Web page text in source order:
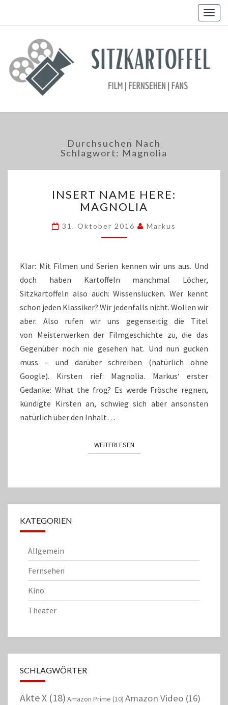
Durchsuchen Nach
Schlagwort: Magnolia
NAME
HERE:
INSERT NAME HERE:
MAGNOLIA
31. Oktober 2016 Markus
Klar: Mit Filmen und Serien kennen wir uns aus. Und
doch haben Kartoffeln manchmal Löcher,
Sitzkartoffeln also auch: Wissenslücken. Wer kennt
schon jeden Klassiker? Wir jedenfalls nicht. Wollen wir
aber. Also rufen wir uns gegenseitig die Titel
von Meisterwerken der Filmgeschichte zu, die das
Gegenüber noch nie gesehen hat. Und nun gucken
muss – und darüber schreiben (natürlich ohne
Google). Kirsten rief: Magnolia. Markus‘ erster
Gedanke: What the frog? Es werde Frösche regnen,
kündigte Kirsten an, schwieg sich aber ansonsten
natürlich über den Inhalt…
WEITERLESENWEITERLESEN
KATEGORIEN
Allgemein
Fernsehen
Kino
Theater
SCHLAGWÖRTER
Akte X (18) Amazon Prime (10) Amazon Video (16)